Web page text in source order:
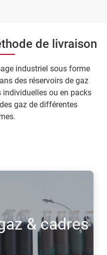
de livraison
industriel sous forme
des réservoirs de gaz
ou en packs
gaz de différentes
& cadres